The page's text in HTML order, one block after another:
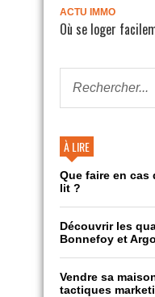
ACTU IMMO
Où se loger
À LIRE
Que faire en cas
lit ?
Découvrir les
Bonnefoy et
Vendre sa
tactiques